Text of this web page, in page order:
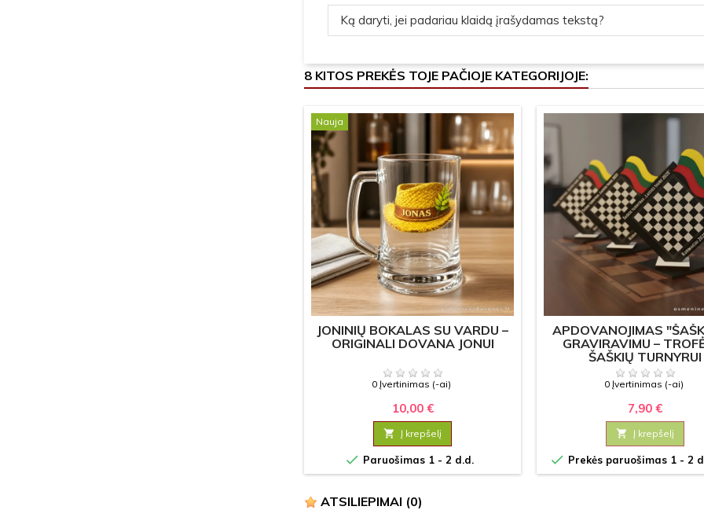
Ką daryti, jei padariau klaidą įrašydamas tekstą?
8 KITOS PREKĖS TOJE PAČIOJE KATEGORIJOJE:
Nauja
JONINIŲ BOKALAS SU VARDU –
ORIGINALI DOVANA JONUI
0 Įvertinimas (-ai)
10,00 €
 Į krepšelį
 Paruošimas 1 - 2 d.d.
APDOVANOJIMAS
GRAVIRAVIMU –
ŠAŠKIŲ TURNYRUI
0 Įvertinimas (-ai)
7,90 €
 Į krepšelį
 Prekės paruošimas 1 - 2
ATSILIEPIMAI (0)